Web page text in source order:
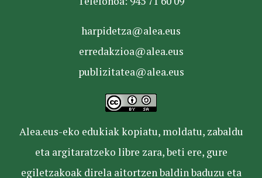
harpidetza@alea.eus
erredakzioa@alea.eus
publizitatea@alea.eus
Alea.eus-eko edukiak kopiatu, moldatu, zabaldu
eta argitaratzeko libre zara, beti ere, gure
egiletzakoak direla aitortzen baldin baduzu eta